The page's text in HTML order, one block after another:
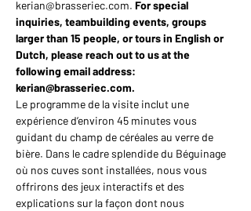
kerian@brasseriec.com. For special
inquiries, teambuilding events, groups
larger than 15 people, or tours in English or
Dutch, please reach out to us at the
following email address:
kerian@brasseriec.com.
Le programme de la visite inclut une
expérience d’environ 45 minutes vous
guidant du champ de céréales au verre de
bière. Dans le cadre splendide du Béguinage
où nos cuves sont installées, nous vous
offrirons des jeux interactifs et des
explications sur la façon dont nous